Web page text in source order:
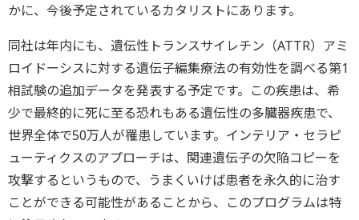
かに、今後予定されているカタリストにあります。
同社は年内にも、遺伝性トランスサイレチン（ATTR）アミ
ロイドーシスに対する遺伝子編集療法の有効性を調べる第1
相試験の追加データを発表する予定です。この疾患は、希
少で最終的に死に至る恐れもある遺伝性の多臓器疾患で、
世界全体で50万人が罹患しています。インテリア・セラピ
ューティクスのアプローチは、関連遺伝子の欠陥コピーを
攻撃するというもので、うまくいけば患者を永久的に治す
ことができる可能性があることから、このプログラムは特